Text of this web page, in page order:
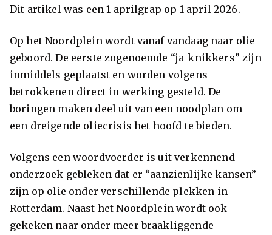
Dit artikel was een 1 aprilgrap op 1 april 2026.
Op het Noordplein wordt vanaf vandaag naar olie
geboord. De eerste zogenoemde “ja-knikkers” zijn
inmiddels geplaatst en worden volgens
betrokkenen direct in werking gesteld. De
boringen maken deel uit van een noodplan om
een dreigende oliecrisis het hoofd te bieden.
Volgens een woordvoerder is uit verkennend
onderzoek gebleken dat er “aanzienlijke kansen”
zijn op olie onder verschillende plekken in
Rotterdam. Naast het Noordplein wordt ook
gekeken naar onder meer braakliggende